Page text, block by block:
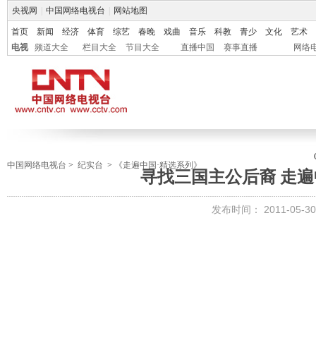
央视网 中国网络电视台 网站地图
首页 新闻 经济 体育 综艺 春晚 戏曲 音乐 科教 青少 文化
艺术
电视
频道大全 栏目大全 节目大全 直播中国 赛事直播 网络
中国网络电视台 > 纪实台 > 《走遍中国·精选系列》
寻找三国主公后裔 走遍
发布时间： 2011-05-